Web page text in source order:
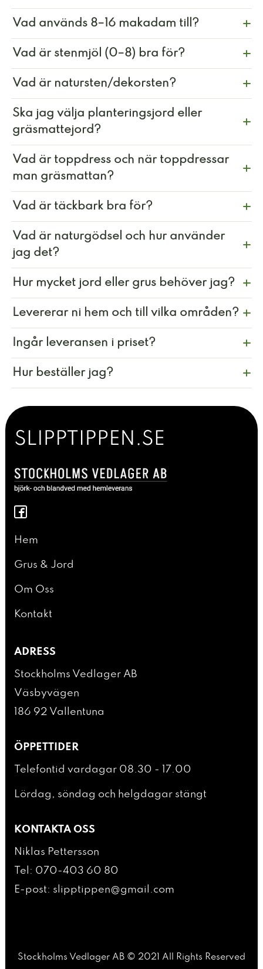
Vad används 8–16 makadam till?
Vad är stenmjöl (0–8) bra för?
Vad är natursten/dekorsten?
Ska jag välja planteringsjord eller
gräsmattejord?
Vad är toppdress och när toppdressar
man gräsmattan?
Vad är täckbark bra för?
Vad är naturgödsel och hur använder
jag det?
Hur mycket jord eller grus behöver jag?
Levererar ni hem och till vilka områden?
Ingår leveransen i priset?
Hur beställer jag?
Hem
Grus & Jord
Om Oss
Kontakt
ADRESS
Stockholms Vedlager AB
Väsbyvägen
186 92 Vallentuna
ÖPPETTIDER
Telefontid vardagar 08.30 - 17.00
Lördag, söndag och helgdagar stängt
KONTAKTA OSS
Niklas Pettersson
Tel: 070-403 60 80
E-post: slipptippen@gmail.com
Stockholms Vedlager AB © 2021 All Rights Reserved